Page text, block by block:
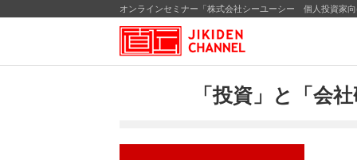
オンラインセミナー「株式会社シーユーシー 個人投資家
「投資」と「会